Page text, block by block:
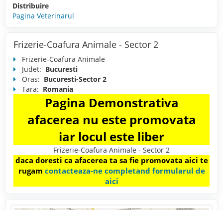
Distribuire
Pagina Veterinarul
Frizerie-Coafura Animale - Sector 2
Frizerie-Coafura Animale
Judet: Bucuresti
Oras: Bucuresti-Sector 2
Tara: Romania
Pagina Demonstrativa
afacerea nu este promovata
iar locul este liber
Frizerie-Coafura Animale - Sector 2
daca doresti ca afacerea ta sa fie promovata aici te
rugam contacteaza-ne completand formularul de
aici